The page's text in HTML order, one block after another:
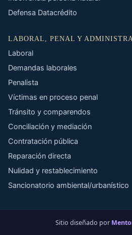
Defensa Datacrédito
LABORAL, PENAL Y
Laboral
Demandas laborales
Penalista
Víctimas en proceso penal
Tránsito y comparendos
Conciliación y mediación
Contratación pública
Reparación directa
Nulidad y restablecimiento
Sancionatorio ambiental/urbanístico
Sitio diseñado por